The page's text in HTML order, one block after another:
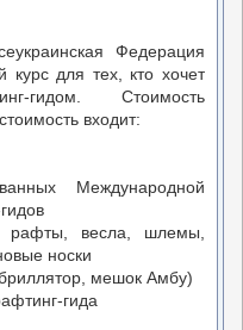
Федерация
курс для тех, кто хочет
гидом. Стоимость
входит:
Международной
рафты, весла, шлемы,
носки
мешок Амбу)
гида